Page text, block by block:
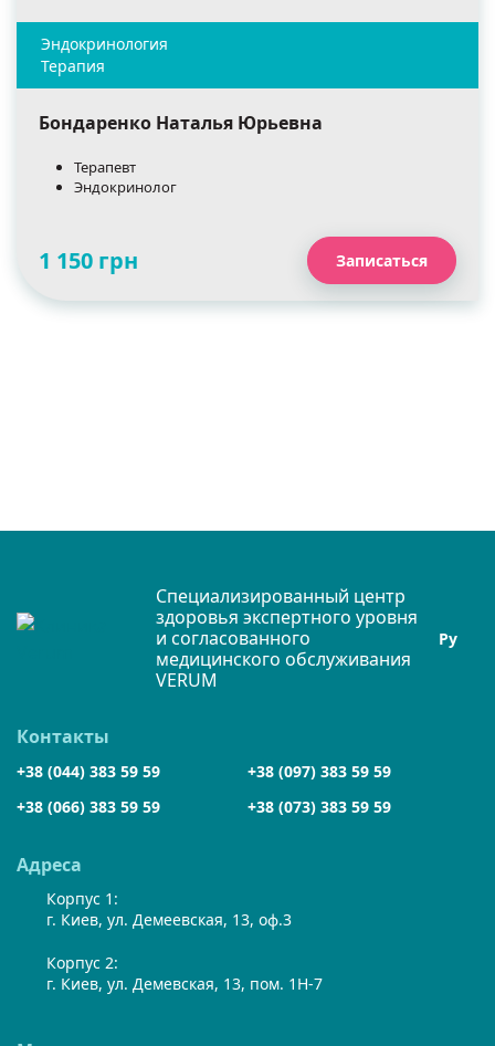
Бондаренко Наталья Юрьевна
Терапевт
Эндокринолог
1 150 грн Записаться
Специализированный центр
здоровья экспертного уровня
и согласованного
медицинского обслуживания
VERUM
Ру
Адреса
Корпус 1:
г. Киев, ул. Демеевская, 13, оф.3
Корпус 2:
г. Киев, ул. Демевская, 13, пом. 1Н-7
Контакты
+38 (044) 383 59 59
+38 (097) 383 59 59
+38 (066) 383 59 59
+38 (073) 383 59 59